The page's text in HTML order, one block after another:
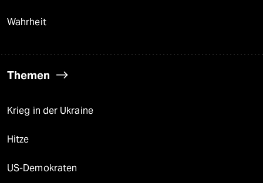
Wahrheit
Themen
Krieg in der Ukraine
Hitze
US-Demokraten